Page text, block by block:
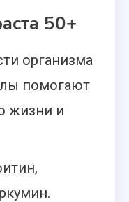
50+
организма
помогают
жизни и